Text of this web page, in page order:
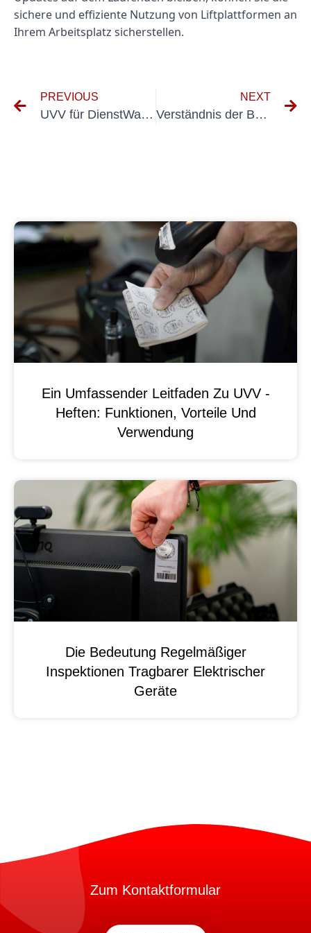
sichere und effiziente Nutzung von Liftplattformen an
Ihrem Arbeitsplatz sicherstellen.
PREVIOUS
UVV für DienstWagen: war sie Wissen Müssen
NEXT
Verständnis der Bedeutung von UVV für PKW -Inspektionen für die Fahrzeugsicherheit
Ein Umfassender Leitfaden Zu UVV -
Heften: Funktionen, Vorteile Und
Verwendung
Die Bedeutung Regelmäßiger
Inspektionen Tragbarer Elektrischer
Geräte
Zum Kontaktformular